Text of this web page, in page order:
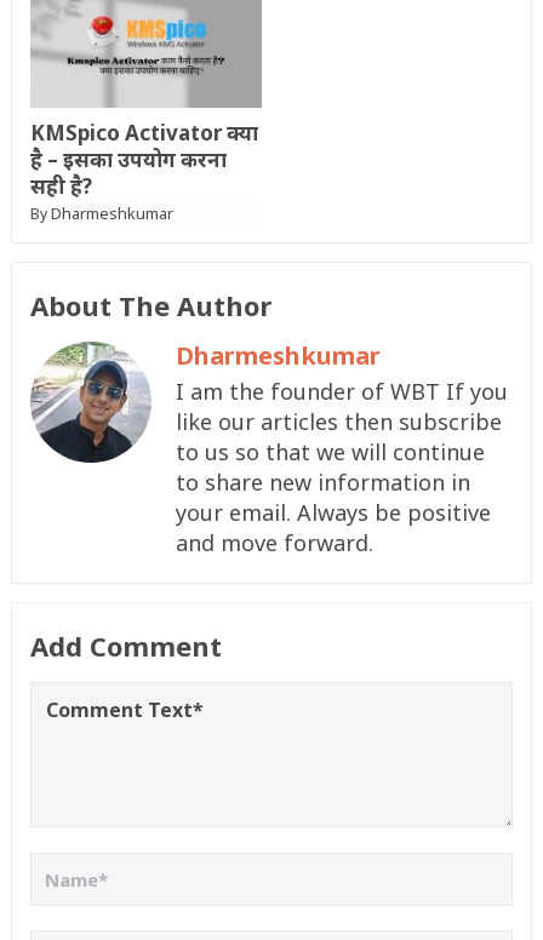
KMSpico Activator ​क्या
है – इसका उपयोग करना
सही है?
ByDharmeshkumar
About The Author
Dharmeshkumar
I am the founder of WBT If you
like our articles then subscribe
to us so that we will continue
to share new information in
your email. Always be positive
and move forward.
Add Comment